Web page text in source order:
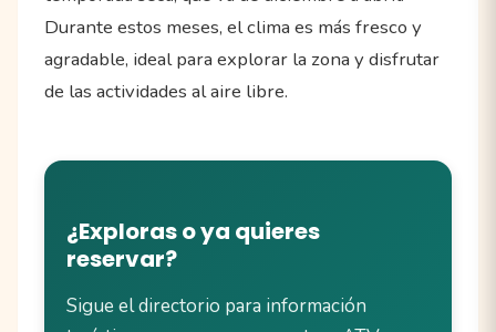
Durante estos meses, el clima es más fresco y
agradable, ideal para explorar la zona y disfrutar
de las actividades al aire libre.
¿Exploras o ya quieres
reservar?
Sigue el directorio para información